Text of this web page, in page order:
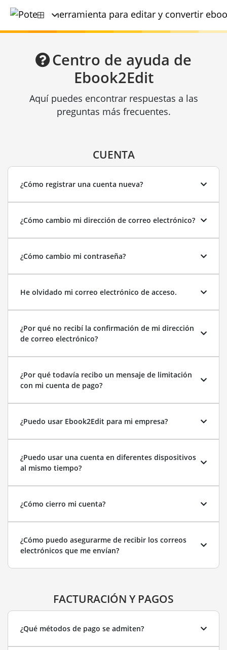
Centro de ayuda de
Ebook2Edit
Aquí puedes encontrar respuestas a las
preguntas más frecuentes.
CUENTA
¿Cómo registrar una cuenta nueva?
¿Cómo cambio mi dirección de correo electrónico?
¿Cómo cambio mi contraseña?
He olvidado mi correo electrónico de acceso.
¿Por qué no recibí la confirmación de mi dirección
de correo electrónico?
¿Por qué todavía recibo un mensaje de limitación
con mi cuenta de pago?
¿Puedo usar Ebook2Edit para mi empresa?
¿Puedo usar una cuenta en diferentes dispositivos
al mismo tiempo?
¿Cómo cierro mi cuenta?
¿Cómo puedo asegurarme de recibir los correos
electrónicos que me envían?
FACTURACIÓN Y PAGOS
¿Qué métodos de pago se admiten?